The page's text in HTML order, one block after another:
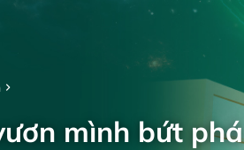
mình bứt phá